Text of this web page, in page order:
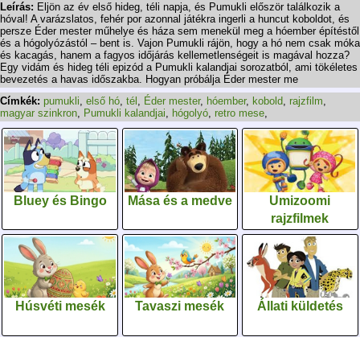
Leírás: Eljön az év első hideg, téli napja, és Pumukli először találkozik a
hóval! A varázslatos, fehér por azonnal játékra ingerli a huncut koboldot, és
persze Éder mester műhelye és háza sem menekül meg a hóember építéstől
és a hógolyózástól – bent is. Vajon Pumukli rájön, hogy a hó nem csak móka
és kacagás, hanem a fagyos időjárás kellemetlenségeit is magával hozza?
Egy vidám és hideg téli epizód a Pumukli kalandjai sorozatból, ami tökéletes
bevezetés a havas időszakba. Hogyan próbálja Éder mester me
Címkék: pumukli, első hó, tél , Éder mester, hóember, kobold, rajzfilm,
magyar szinkron, Pumukli kalandjai, hógolyó, retro mese,
Bluey és Bingo Mása és a medve
Umizoomi
rajzfilmek
Húsvéti mesék Tavaszi mesék Állati küldetés